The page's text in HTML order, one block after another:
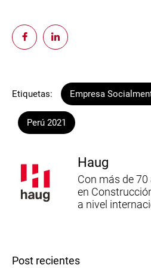
Etiquetas: Empresa
Perú 2021
Haug
Con más de
en
a nivel
Post recientes